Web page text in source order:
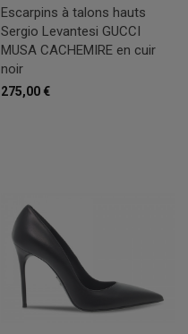
Escarpins à talons hauts
Sergio Levantesi GUCCI
MUSA CACHEMIRE en cuir
noir
275,00 €